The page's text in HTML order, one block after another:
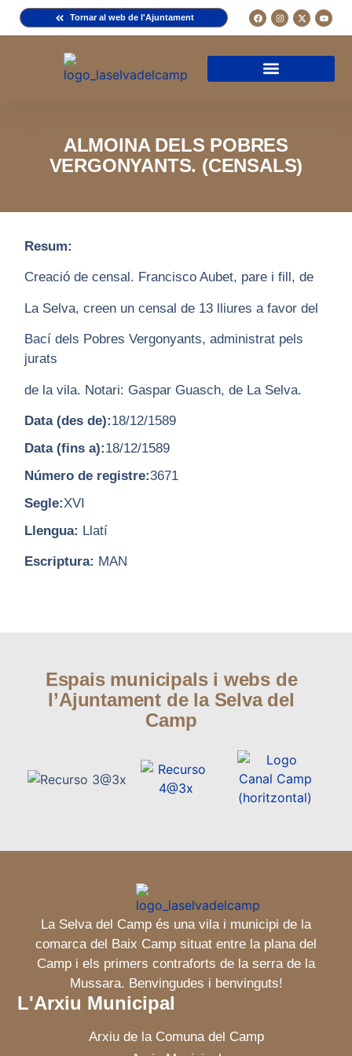
Tornar al web de l'Ajuntament
ALMOINA DELS POBRES
VERGONYANTS. (CENSALS)
Resum:
Creació de censal. Francisco Aubet, pare i fill, de
La Selva, creen un censal de 13 lliures a favor del
Bací dels Pobres Vergonyants, administrat pels
jurats
de la vila. Notari: Gaspar Guasch, de La Selva.
Data (des de):18/12/1589
Data (fins a):18/12/1589
Número de registre:3671
Segle:XVI
Llengua: Llatí
Escriptura: MAN
Espais municipals i webs de
l’Ajuntament de la Selva del
Camp
La Selva del Camp és una vila i municipi de la
comarca del Baix Camp situat entre la plana del
Camp i els primers contraforts de la serra de la
Mussara. Benvingudes i benvinguts!
L'Arxiu Municipal
Arxiu de la Comuna del Camp